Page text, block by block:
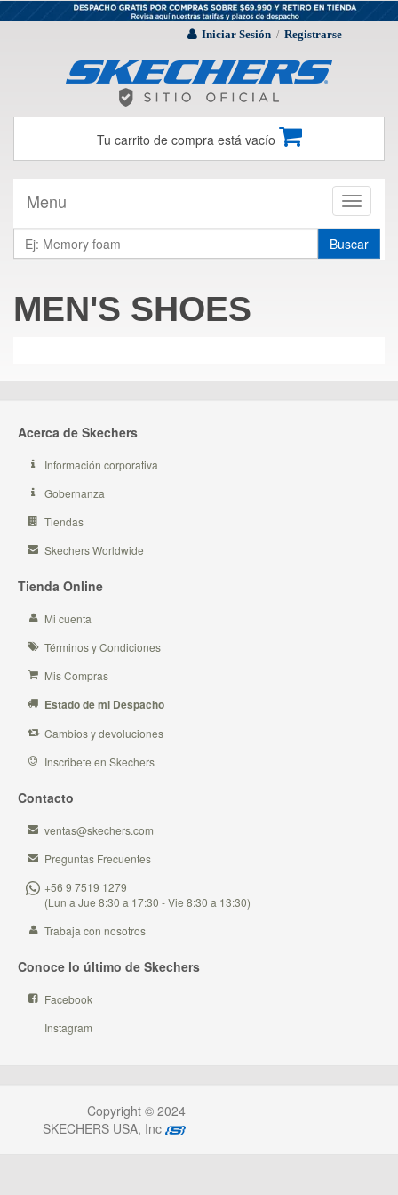
Iniciar Sesión / Registrarse
Tu carrito de compra está vacío
Toggle
Menu
Buscar
MEN'S SHOES
Acerca de Skechers
Información corporativa
Gobernanza
Tiendas
Skechers Worldwide
Tienda Online
Mi cuenta
Términos y Condiciones
Mis Compras
Estado de mi Despacho
Cambios y devoluciones
Inscribete en Skechers
Contacto
ventas@skechers.com
Preguntas Frecuentes
+56 9 7519 1279
(Lun a Jue 8:30 a 17:30 - Vie 8:30 a 13:30)
Trabaja con nosotros
Conoce lo último de Skechers
Facebook
Instagram
Copyright © 2024
SKECHERS USA, Inc